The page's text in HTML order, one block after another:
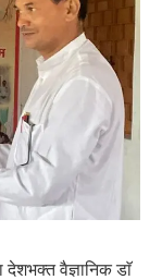
वैज्ञानिक डाॅ